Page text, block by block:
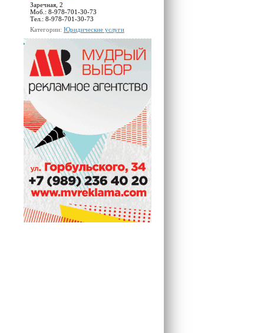
Заречная, 2
Моб.: 8-978-701-30-73
Тел.: 8-978-701-30-73
Категории: Юридические услуги